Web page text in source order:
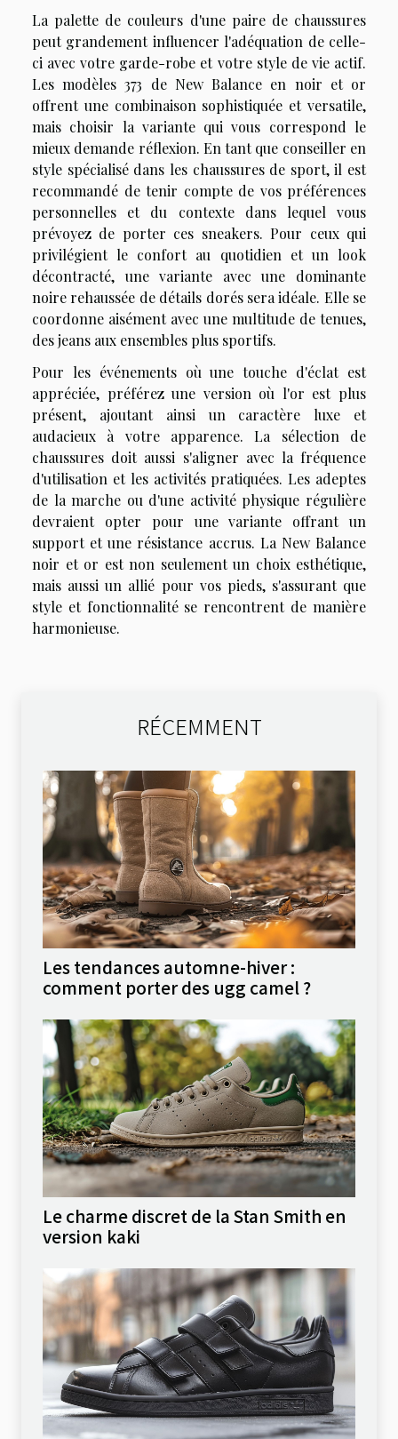
La palette de couleurs d'une paire de chaussures
peut grandement influencer l'adéquation de celle-
ci avec votre garde-robe et votre style de vie actif.
Les modèles 373 de New Balance en noir et or
offrent une combinaison sophistiquée et versatile,
mais choisir la variante qui vous correspond le
mieux demande réflexion. En tant que conseiller en
style spécialisé dans les chaussures de sport, il est
recommandé de tenir compte de vos préférences
personnelles et du contexte dans lequel vous
prévoyez de porter ces sneakers. Pour ceux qui
privilégient le confort au quotidien et un look
décontracté, une variante avec une dominante
noire rehaussée de détails dorés sera idéale. Elle se
coordonne aisément avec une multitude de tenues,
des jeans aux ensembles plus sportifs.
Pour les événements où une touche d'éclat est
appréciée, préférez une version où l'or est plus
présent, ajoutant ainsi un caractère luxe et
audacieux à votre apparence. La sélection de
chaussures doit aussi s'aligner avec la fréquence
d'utilisation et les activités pratiquées. Les adeptes
de la marche ou d'une activité physique régulière
devraient opter pour une variante offrant un
support et une résistance accrus. La New Balance
noir et or est non seulement un choix esthétique,
mais aussi un allié pour vos pieds, s'assurant que
style et fonctionnalité se rencontrent de manière
harmonieuse.
RÉCEMMENT
Les tendances automne-hiver :
comment porter des ugg camel ?
Le charme discret de la Stan Smith en
version kaki